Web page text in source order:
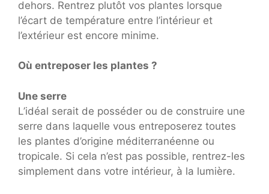
dehors. Rentrez plutôt vos plantes lorsque
l’écart de température entre l’intérieur et
l’extérieur est encore minime.
Où entreposer les plantes ?
Une serre
L’idéal serait de posséder ou de construire une
serre dans laquelle vous entreposerez toutes
les plantes d’origine méditerranéenne ou
tropicale. Si cela n’est pas possible, rentrez-les
simplement dans votre intérieur, à la lumière.